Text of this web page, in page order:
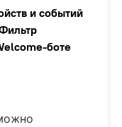
и событий
боте